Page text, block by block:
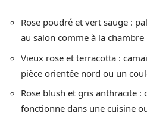
Rose poudré et vert sauge :
au salon comme à la chambre
Vieux rose et terracotta :
pièce orientée nord ou un
Rose blush et gris anthracite :
fonctionne dans une cuisine